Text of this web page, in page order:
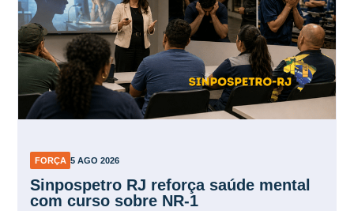
FORÇA 5 AGO 2026
Sinpospetro RJ reforça saúde mental
com curso sobre NR-1